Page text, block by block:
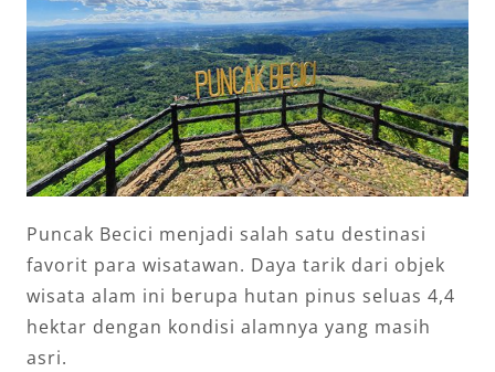
Puncak Becici menjadi salah satu destinasi
favorit para wisatawan. Daya tarik dari objek
wisata alam ini berupa hutan pinus seluas 4,4
hektar dengan kondisi alamnya yang masih
asri.